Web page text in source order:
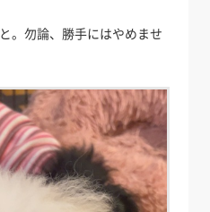
。勿論、勝手にはやめませ